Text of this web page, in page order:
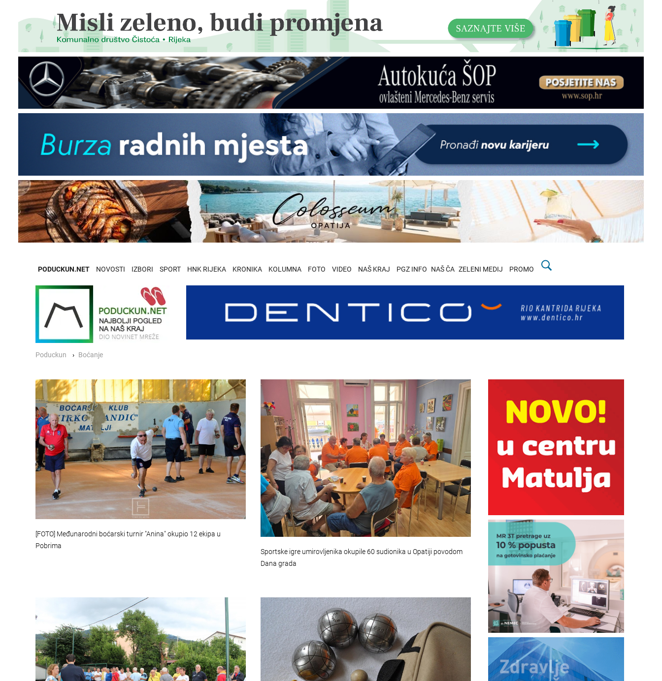
PODUCKUN.NET NOVOSTI IZBORI SPORT HNK RIJEKA KRONIKA KOLUMNA FOTO VIDEO NAŠ KRAJ PGZ INFO NAŠ ČA ZELENI MEDIJ PROMO
Poduckun Boćanje
[FOTO] Međunarodni boćarski turnir "Anina" okupio 12 ekipa u
Pobrima
Sportske igre umirovljenika okupile 60 sudionika u Opatiji povodom
Dana grada